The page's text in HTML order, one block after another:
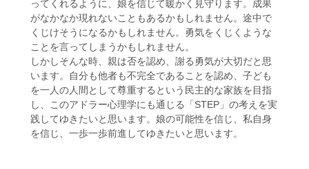
ってくれるように、娘を信じて暖かく見守ります。成果
がなかなか現れないこともあるかもしれません。途中で
くじけそうになるかもしれません。勇気をくじくような
ことを言ってしまうかもしれません。
しかしそんな時、親は否を認め、謝る勇気が大切だと思
います。自分も他者も不完全であることを認め、子ども
を一人の人間として尊重するという民主的な家族を目指
し、このアドラー心理学にも通じる「STEP」の考えを実
践してゆきたいと思います。娘の可能性を信じ、私自身
を信じ、一歩一歩前進してゆきたいと思います。